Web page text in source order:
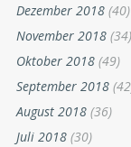
Dezember 2018 (40)
November 2018 (34)
Oktober 2018 (49)
September 2018
August 2018 (36)
Juli 2018 (30)